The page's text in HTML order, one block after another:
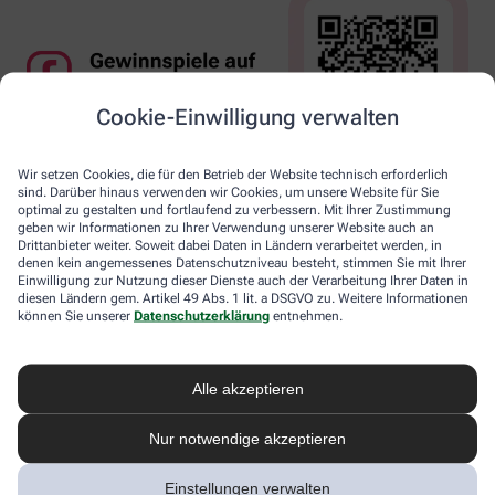
Cookie-Einwilligung verwalten
Wir setzen Cookies, die für den Betrieb der Website technisch erforderlich
sind. Darüber hinaus verwenden wir Cookies, um unsere Website für Sie
optimal zu gestalten und fortlaufend zu verbessern. Mit Ihrer Zustimmung
geben wir Informationen zu Ihrer Verwendung unserer Website auch an
Drittanbieter weiter. Soweit dabei Daten in Ländern verarbeitet werden, in
denen kein angemessenes Datenschutzniveau besteht, stimmen Sie mit Ihrer
Einwilligung zur Nutzung dieser Dienste auch der Verarbeitung Ihrer Daten in
diesen Ländern gem. Artikel 49 Abs. 1 lit. a DSGVO zu. Weitere Informationen
können Sie unserer Datenschutzerklärung entnehmen.
Alle akzeptieren
Nur notwendige akzeptieren
Einstellungen verwalten